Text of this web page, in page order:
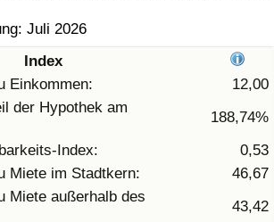
Juli 2026
Index
Einkommen:
12,00
der Hypothek am
188,74%
Index:
0,53
Miete im Stadtkern:
46,67
Miete außerhalb des
43,42
Index (aktuell)
Index nach Land